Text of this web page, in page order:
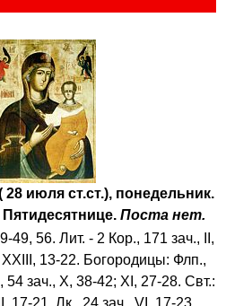
28 июля ст.ст.), понедельник.
Поста нет.
49, 56. Лит. - 2 Кор., 171 зач., II,
13-22. Богородицы: Флп.,
54 зач., X, 38-42; XI, 27-28. Свт.:
17-21.
Лк., 24 зач., VI, 17-23